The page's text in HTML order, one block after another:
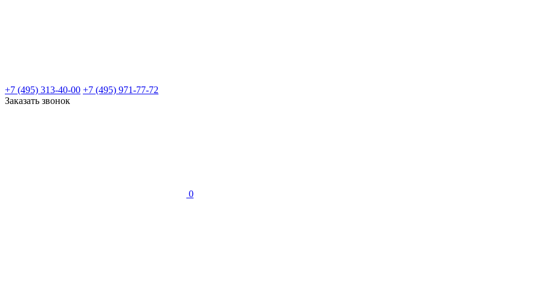
+7 (495) 313-40-00 +7 (495) 971-77-72
Заказать звонок
0